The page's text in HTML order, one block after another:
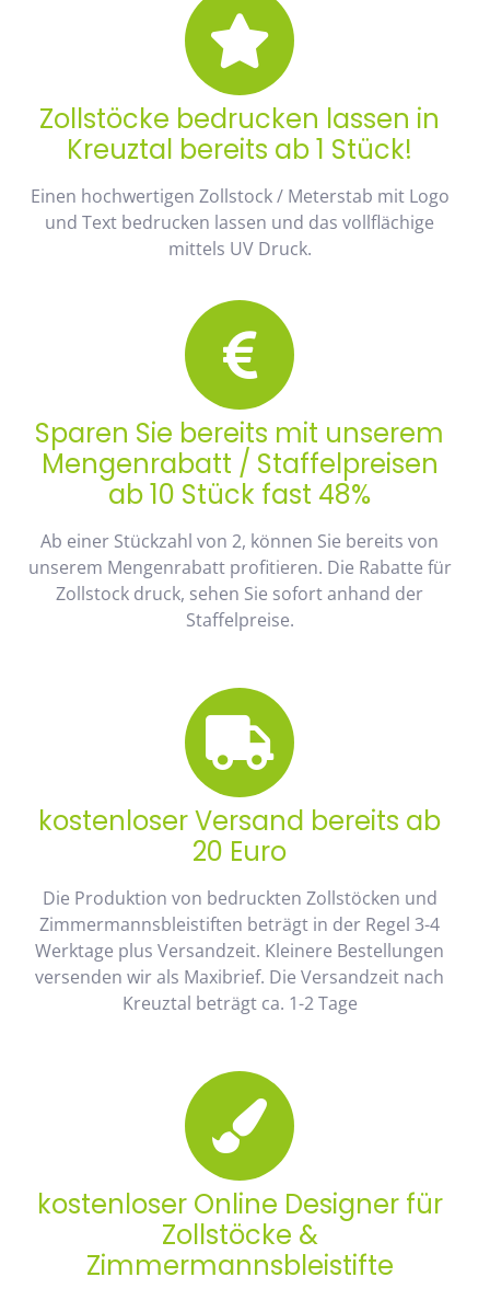
Zollstöcke bedrucken lassen in
Kreuztal bereits ab 1 Stück!
Einen hochwertigen Zollstock / Meterstab mit Logo
und Text bedrucken lassen und das vollflächige
mittels UV Druck.
Sparen Sie bereits mit unserem
Mengenrabatt / Staffelpreisen
ab 10 Stück fast 48%
Ab einer Stückzahl von 2, können Sie bereits von
unserem Mengenrabatt profitieren. Die Rabatte für
Zollstock druck, sehen Sie sofort anhand der
Staffelpreise.
kostenloser Versand bereits ab
20 Euro
Die Produktion von bedruckten Zollstöcken und
Zimmermannsbleistiften beträgt in der Regel 3-4
Werktage plus Versandzeit. Kleinere Bestellungen
versenden wir als Maxibrief. Die Versandzeit nach
Kreuztal beträgt ca. 1-2 Tage
kostenloser Online Designer für
Zollstöcke &
Zimmermannsbleistifte